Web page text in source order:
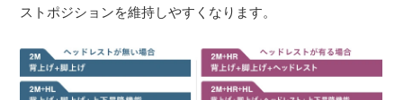
ストポジションを維持しやすくなります。